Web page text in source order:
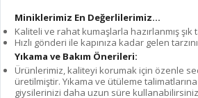
Miniklerimiz En Değerlilerimiz...
Kaliteli ve rahat kumaşlarla hazırlanmış şık
Hızlı gönderi ile kapınıza kadar gelen
Yıkama ve Bakım Önerileri:
Ürünlerimiz, kaliteyi korumak için özenle
üretilmiştir. Yıkama ve ütüleme
giysilerinizi daha uzun süre